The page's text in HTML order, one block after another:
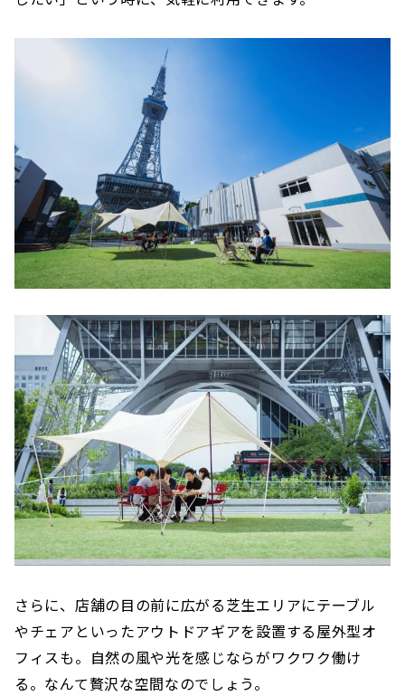
さらに、店舗の目の前に広がる芝生エリア​​にテーブル
やチェアといったアウトドアギアを設置する屋外型オ
フィスも。自然の風や光を感じならがワクワク働け
る。なんて贅沢な空間なのでしょう。